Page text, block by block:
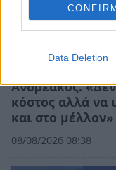
Data Deletion
Ανδρεάκος:
κόστος αλλά να
και στο μέλλον»
08/08/2026 08:38